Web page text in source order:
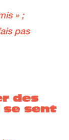
» ;
pas
des
se sent